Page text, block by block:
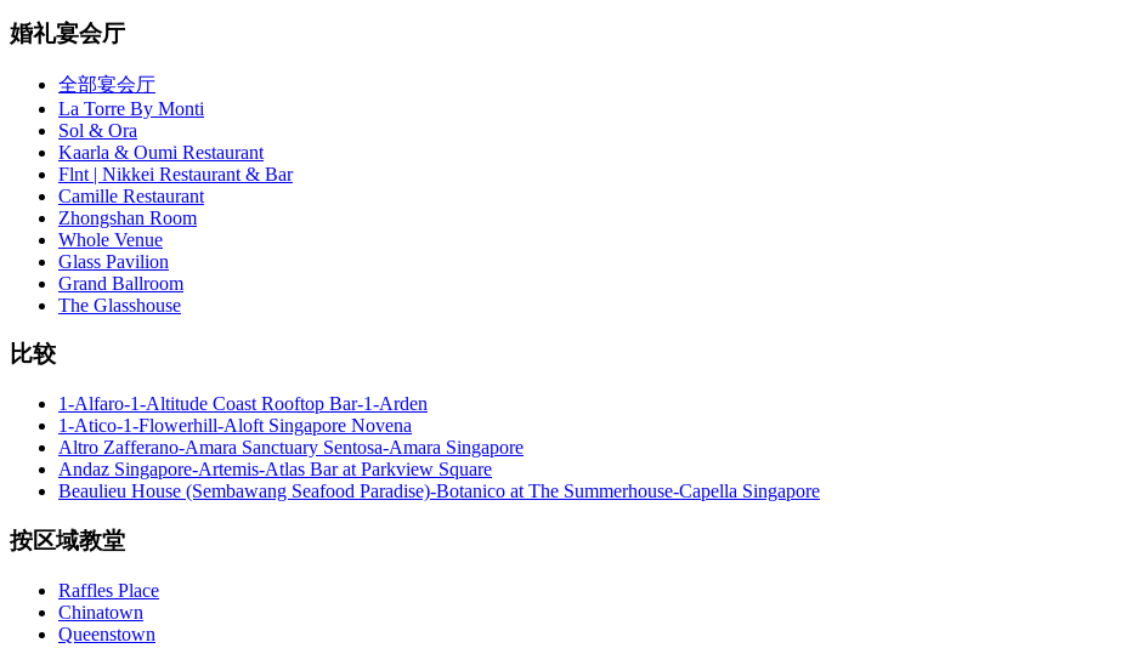
婚礼宴会厅
全部宴会厅
La Torre By Monti
Sol & Ora
Kaarla & Oumi Restaurant
Flnt | Nikkei Restaurant & Bar
Camille Restaurant
Zhongshan Room
Whole Venue
Glass Pavilion
Grand Ballroom
The Glasshouse
比较
1-Alfaro-1-Altitude Coast Rooftop Bar-1-Arden
1-Atico-1-Flowerhill-Aloft Singapore Novena
Altro Zafferano-Amara Sanctuary Sentosa-Amara Singapore
Andaz Singapore-Artemis-Atlas Bar at Parkview Square
Beaulieu House (Sembawang Seafood Paradise)-Botanico at The Summerhouse-Capella Singapore
按区域教堂
Raffles Place
Chinatown
Queenstown